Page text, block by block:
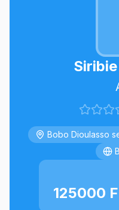
Bobo Dioulasso
125000